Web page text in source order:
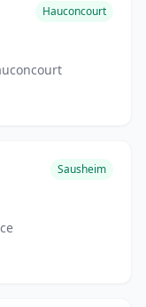
Hauconcourt
Sausheim